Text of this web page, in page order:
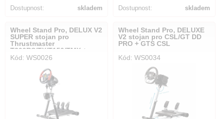
Dostupnost: skladem Dostupnost: skladem
Wheel Stand Pro, DELUX V2
SUPER stojan pro
Thrustmaster
T300RS/TX/T150/TMX +
RGS + GTS
Kód: WS0026
Wheel Stand Pro, DELUXE
V2 stojan pro CSL/GT DD
PRO + GTS CSL
Kód: WS0034